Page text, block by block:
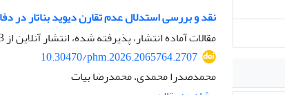
نقد و بررسی استدلال عدم تقارن دیوید بناتار در
مقالات آماده انتشار، پذیرفته شده، انتشار آنلاین از03
10.30470/phm.2026.2065764.2707
محمدصدرا محمدی، محمدرضا بیات